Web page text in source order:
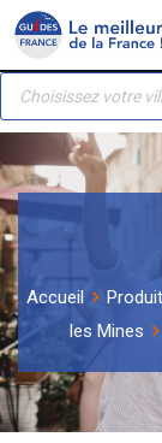
Panneau de
Skip
content
Recherche
produits
Accueil
les Mines